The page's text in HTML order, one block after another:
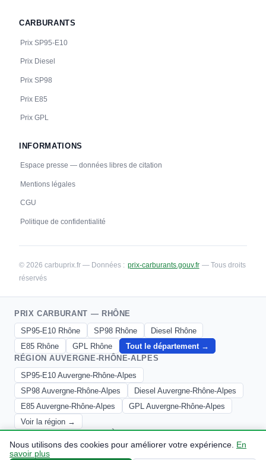
Nous utilisons des cookies pour améliorer votre expérience.
En
savoir plus
CARBURANTS
Prix SP95-E10
Prix Diesel
Prix SP98
Prix E85
Prix GPL
INFORMATIONS
Espace presse — données libres de citation
Mentions légales
CGU
Politique de confidentialité
© 2026 carbuprix.fr — Données : prix-carburants.gouv.fr — Tous droits
réservés
PRIX CARBURANT — RHÔNE
SP95-E10 Rhône
SP98 Rhône
Diesel Rhône
E85 Rhône
GPL Rhône
Tout le département →
RÉGION AUVERGNE-RHÔNE-ALPES
SP95-E10 Auvergne-Rhône-Alpes
SP98 Auvergne-Rhône-Alpes
Diesel Auvergne-Rhône-Alpes
E85 Auvergne-Rhône-Alpes
GPL Auvergne-Rhône-Alpes
Voir la région →
AUTRES CARBURANTS À LYON
SP95-E10
SP98 Diesel E85 GPL